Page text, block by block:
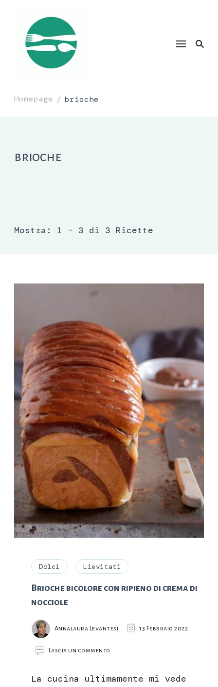
Homepage / brioche
brioche
Mostra: 1 – 3 di 3 Ricette
Dolci Lievitati
Brioche bicolore con ripieno di crema di
nocciole
Annalaura Levantesi 13 Febbraio 2022
Lascia un commento
con
La cucina ultimamente mi vede